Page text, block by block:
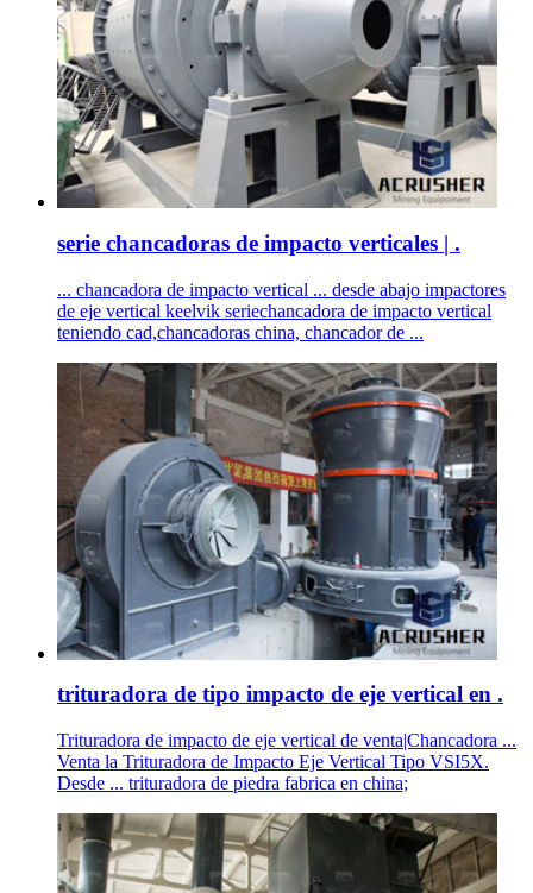
serie chancadoras de impacto verticales | .
... chancadora de impacto vertical ... desde abajo impactores
de eje vertical keelvik seriechancadora de impacto vertical
teniendo cad,chancadoras china, chancador de ...
trituradora de tipo impacto de eje vertical en .
Trituradora de impacto de eje vertical de venta|Chancadora ...
Venta la Trituradora de Impacto Eje Vertical Tipo VSI5X.
Desde ... trituradora de piedra fabrica en china;